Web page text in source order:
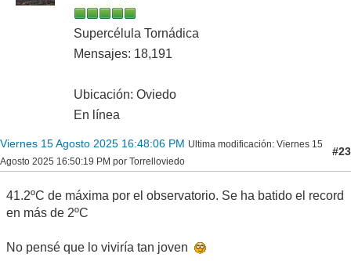
Supercélula Tornádica
Mensajes: 18,191
Ubicación: Oviedo
En línea
Viernes 15 Agosto 2025 16:48:06 PM Ultima modificación: Viernes 15
Agosto 2025 16:50:19 PM por Torrelloviedo
#23
41.2ºC de máxima por el observatorio. Se ha batido el record
en más de 2ºC
No pensé que lo viviría tan joven